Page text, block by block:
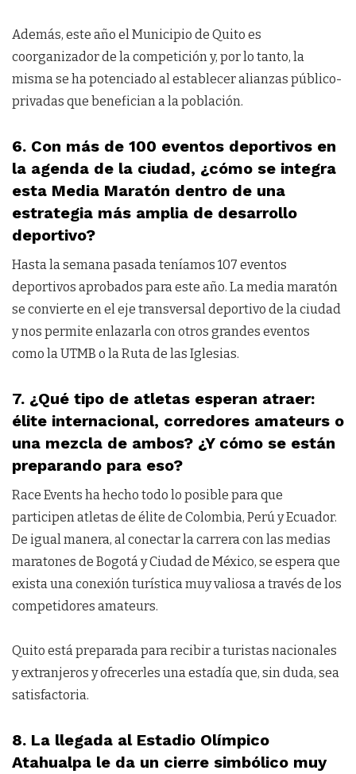
Además, este año el Municipio de Quito es
coorganizador de la competición y, por lo tanto, la
misma se ha potenciado al establecer alianzas público-
privadas que benefician a la población.
6. Con más de 100 eventos deportivos en
la agenda de la ciudad, ¿cómo se integra
esta Media Maratón dentro de una
estrategia más amplia de desarrollo
deportivo?
Hasta la semana pasada teníamos 107 eventos
deportivos aprobados para este año. La media maratón
se convierte en el eje transversal deportivo de la ciudad
y nos permite enlazarla con otros grandes eventos
como la UTMB o la Ruta de las Iglesias.
7. ¿Qué tipo de atletas esperan atraer:
élite internacional, corredores amateurs o
una mezcla de ambos? ¿Y cómo se están
preparando para eso?
Race Events ha hecho todo lo posible para que
participen atletas de élite de Colombia, Perú y Ecuador.
De igual manera, al conectar la carrera con las medias
maratones de Bogotá y Ciudad de México, se espera que
exista una conexión turística muy valiosa a través de los
competidores amateurs.
Quito está preparada para recibir a turistas nacionales
y extranjeros y ofrecerles una estadía que, sin duda, sea
satisfactoria.
8. La llegada al Estadio Olímpico
Atahualpa le da un cierre simbólico muy